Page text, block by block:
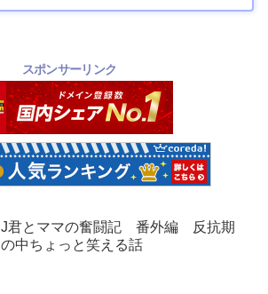
スポンサーリンク
J君とママの奮闘記 番外編 反抗期
の中ちょっと笑える話